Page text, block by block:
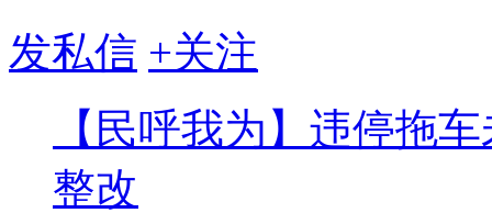
发私信 +关注
【民呼我为】违停拖
整改